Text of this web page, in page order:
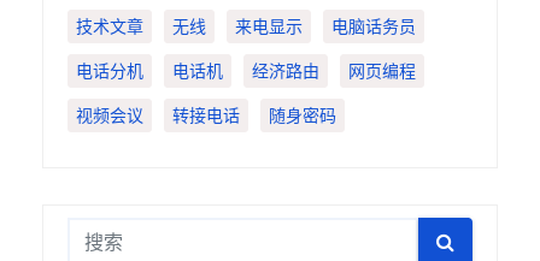
技术文章 无线 来电显示 电脑话务员
电话分机 电话机 经济路由 网页编程
视频会议 转接电话 随身密码